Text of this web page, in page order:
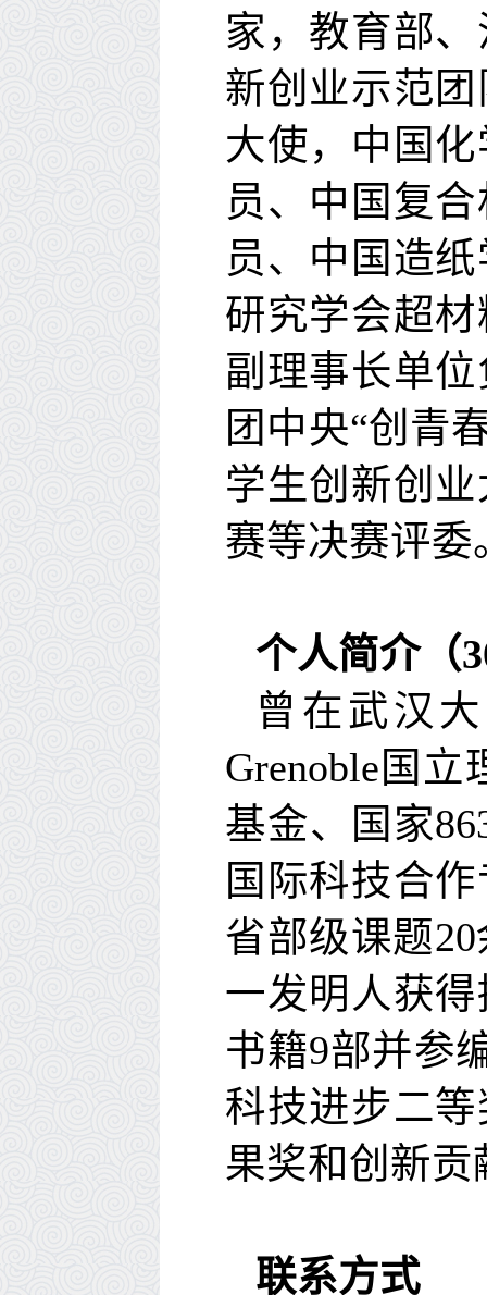
家，教育部
新创业示范
大使，中国
员、中国复
员、中国造
研究学会超
副理事长单
团中央“创青
学生创新创
赛等决赛评委
个人简介（
曾在武汉
Grenoble国立
基金、国家
国际科技合
省部级课题20
一发明人获
书籍9部并参
科技进步二
果奖和创新
联系方式